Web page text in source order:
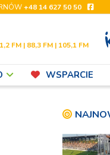
+48 14 627 50 50
FM | 88,3 FM | 105,1 FM
WSPARCIE